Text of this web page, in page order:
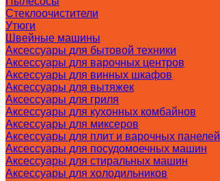
Стеклоочистители
Утюги
Швейные машины
Аксессуары для бытовой техники
Аксессуары для варочных центров
Аксессуары для винных шкафов
Аксессуары для вытяжек
Аксессуары для гриля
Аксессуары для кухонных комбайнов
Аксессуары для миксеров
Аксессуары для плит и варочных панелей
Аксессуары для посудомоечных машин
Аксессуары для стиральных машин
Аксессуары для холодильников